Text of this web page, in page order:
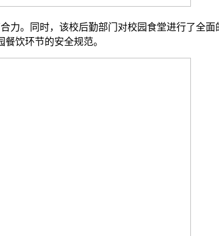
同时，该校后勤部门对校园食堂进行了全面
饮环节的安全规范。